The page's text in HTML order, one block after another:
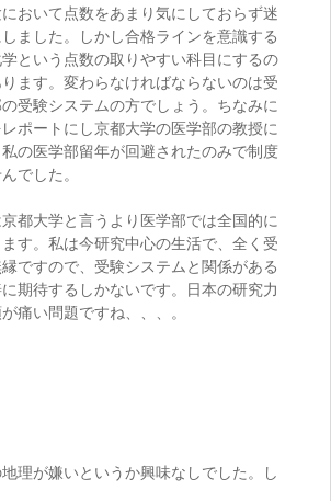
おいて点数をあまり気にしておらず迷
ました。しかし合格ラインを意識する
という点数の取りやすい科目にするの
ます。変わらなければならないのは受
受験システムの方でしょう。ちなみに
ポートにし京都大学の医学部の教授に
の医学部留年が回避されたのみで制度
でした。
都大学と言うより医学部では全国的に
す。私は今研究中心の生活で、全く受
ですので、受験システムと関係がある
期待するしかないです。日本の研究力
痛い問題ですね、、、。
理が嫌いというか興味なしでした。し